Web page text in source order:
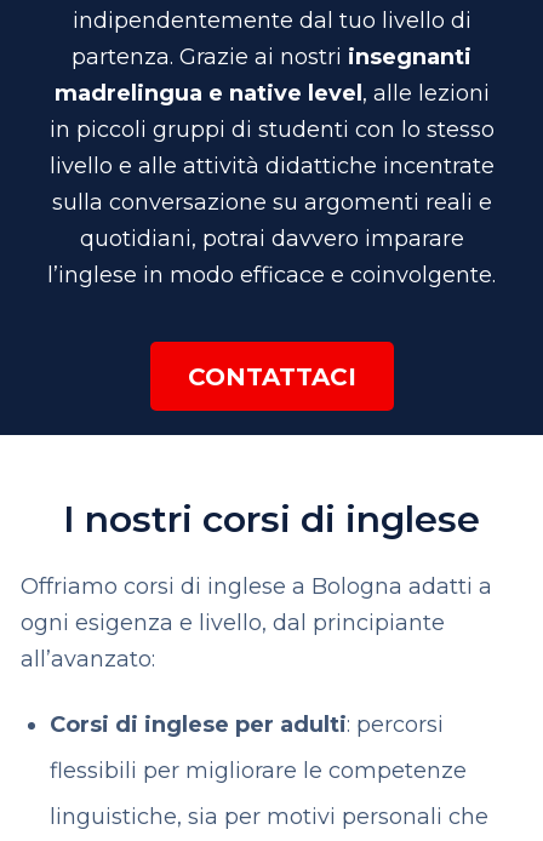
indipendentemente dal tuo livello di
partenza. Grazie ai nostri insegnanti
madrelingua e native level , alle lezioni
in piccoli gruppi di studenti con lo stesso
livello e alle attività didattiche incentrate
sulla conversazione su argomenti reali e
quotidiani, potrai davvero imparare
l’inglese in modo efficace e coinvolgente.
CONTATTACI
I nostri corsi di inglese
Offriamo corsi di inglese a Bologna adatti a
ogni esigenza e livello, dal principiante
all’avanzato:
Corsi di inglese per adulti: percorsi
flessibili per migliorare le competenze
linguistiche, sia per motivi personali che